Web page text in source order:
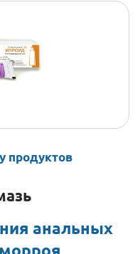
продуктов
анальных